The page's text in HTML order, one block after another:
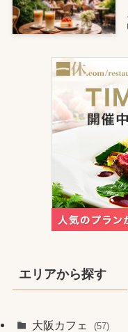
エリアから探す
大阪カフェ (57)